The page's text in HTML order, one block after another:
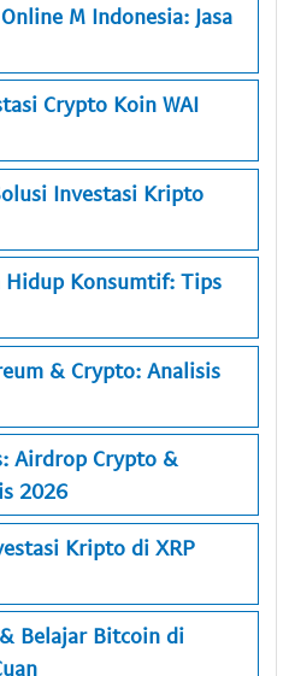
M Indonesia: Jasa
Crypto Koin WAI
Investasi Kripto
Hidup Konsumtif: Tips
& Crypto: Analisis
Airdrop Crypto &
2026
Kripto di XRP
Belajar Bitcoin di